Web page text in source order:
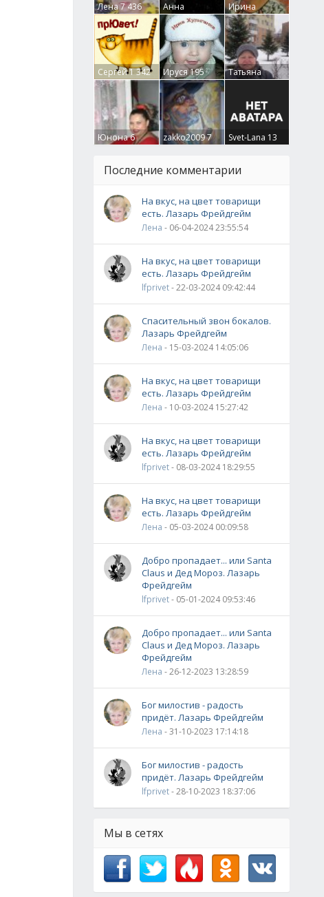
Лена7 436
Анна
Гумлевая0
Ирина
Бруцкая41
Сергей1 342 Ируся195
Татьяна
Крючкова0
Юнона6 zakko20097 Svet-Lana 13
Последние комментарии
На вкус, на цвет товарищи
есть. Лазарь Фрейдгейм
Лена - 06-04-2024 23:55:54
На вкус, на цвет товарищи
есть. Лазарь Фрейдгейм
lfprivet- 22-03-2024 09:42:44
Спасительный звон бокалов.
Лазарь Фрейдгейм
Лена - 15-03-2024 14:05:06
На вкус, на цвет товарищи
есть. Лазарь Фрейдгейм
Лена - 10-03-2024 15:27:42
На вкус, на цвет товарищи
есть. Лазарь Фрейдгейм
lfprivet- 08-03-2024 18:29:55
На вкус, на цвет товарищи
есть. Лазарь Фрейдгейм
Лена - 05-03-2024 00:09:58
Добро пропадает... или Santa
Claus и Дед Мороз. Лазарь
Фрейдгейм
lfprivet- 05-01-2024 09:53:46
Добро пропадает... или Santa
Claus и Дед Мороз. Лазарь
Фрейдгейм
Лена - 26-12-2023 13:28:59
Бог милостив - радость
придёт. Лазарь Фрейдгейм
Лена - 31-10-2023 17:14:18
Бог милостив - радость
придёт. Лазарь Фрейдгейм
lfprivet- 28-10-2023 18:37:06
Мы в сетях